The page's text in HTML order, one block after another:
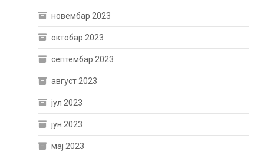
новембар 2023
октобар 2023
септембар 2023
август 2023
јул 2023
јун 2023
мај 2023